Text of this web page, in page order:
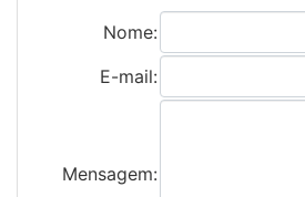
Nome:
E-mail:
Mensagem: